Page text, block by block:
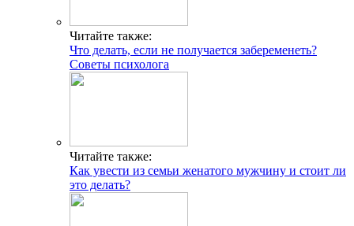
Читайте также:
Что делать, если не получается забеременеть?
Советы психолога
Читайте также:
Как увести из семьи женатого мужчину и стоит ли
это делать?